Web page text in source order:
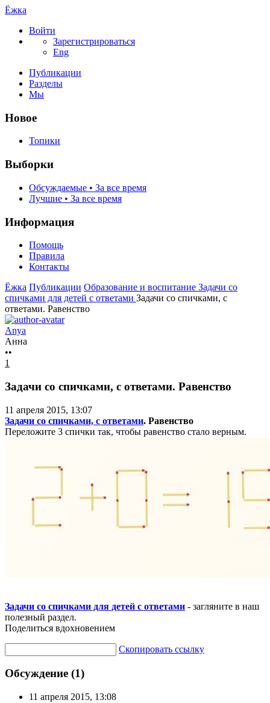
Ёжка
Войти
Зарегистрироваться
Eng
Публикации
Разделы
Мы
Новое
Топики
Выборки
Обсуждаемые • За все время
Лучшие • За все время
Информация
Помощь
Правила
Контакты
Ёжка Публикации Образование и воспитание Задачи со
спичками для детей с ответами Задачи со спичками, с
ответами. Равенство
Anya
Анна
••
1
Задачи со спичками, с ответами. Равенство
11 апреля 2015, 13:07
Задачи со спичками, с ответами. Равенство
Переложите 3 спички так, чтобы равенство стало верным.
Задачи со спичками для детей с ответами - загляните в наш
полезный раздел.
Поделиться вдохновением
Скопировать ссылку
Обсуждение (1)
11 апреля 2015, 13:08